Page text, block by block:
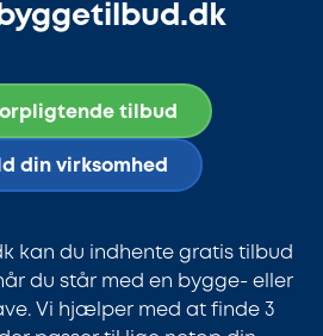
tilbud
din virksomhed
kan du indhente gratis tilbud
du står med en bygge- eller
Vi hjælper med at finde 3